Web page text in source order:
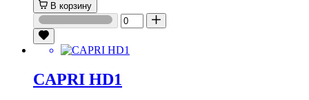
В корзину
CAPRI HD1